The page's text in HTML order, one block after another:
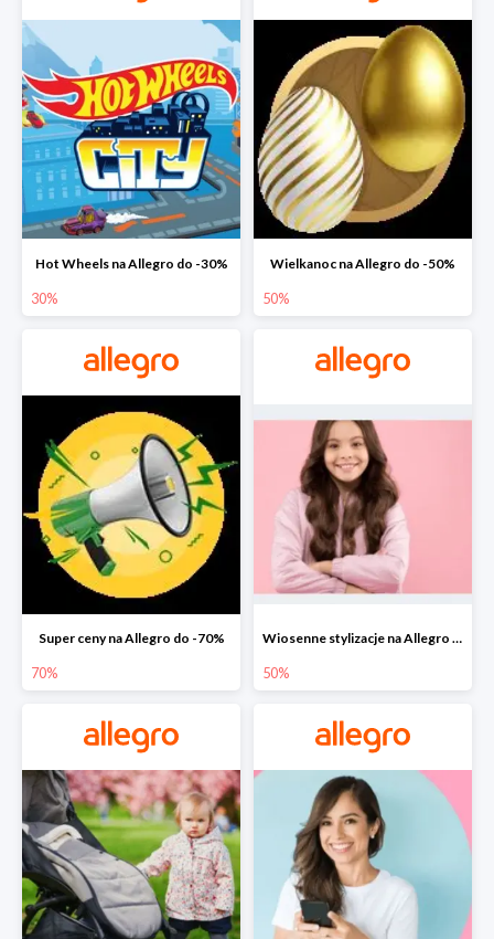
Hot Wheels na Allegro do -30%
30%
Wielkanoc na Allegro do -50%
50%
Super ceny na Allegro do -70%
70%
Wiosenne stylizacje na Allegro do -50%
50%